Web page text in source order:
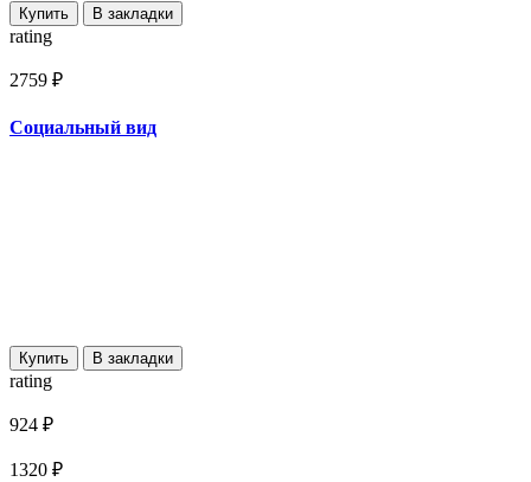
Купить В закладки
rating
2759 ₽
Социальный вид
Купить В закладки
rating
924 ₽
1320 ₽